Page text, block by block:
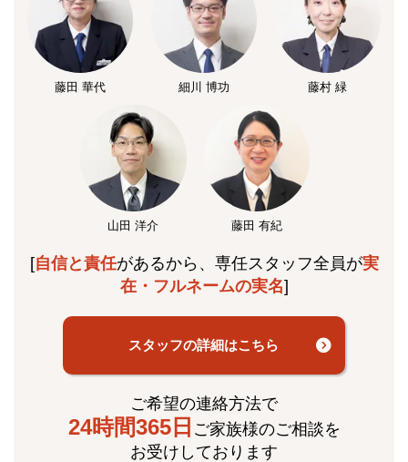
藤田 華代 細川 博功 藤村 緑
山田 洋介 藤田 有紀
[自信と責任があるから、専任スタッフ全員が実
在・フルネームの実名]
スタッフの詳細はこちら
ご希望の連絡方法で
24時間365日 ご家族様のご相談を
お受けしております